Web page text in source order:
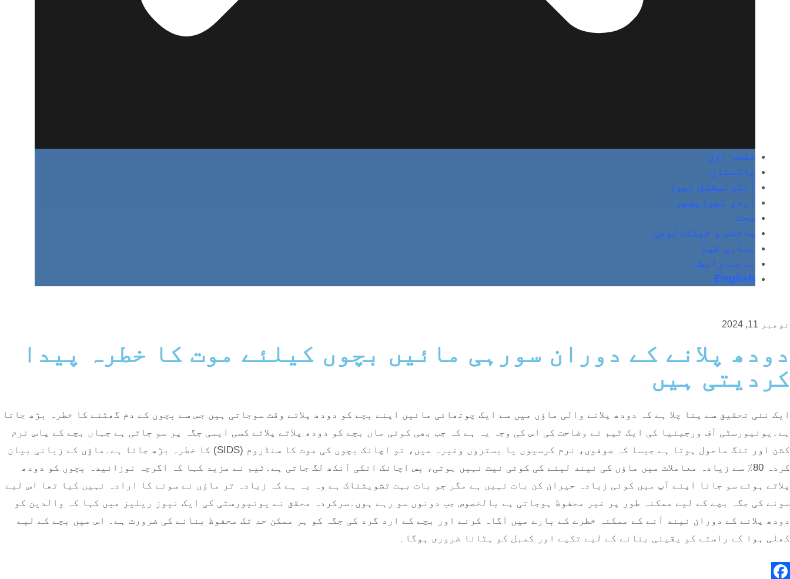
صفحہ اول
پاکستان
انٹرنیشنل نیوز
اردو نیوزپیپر
صحت
سائنس و ٹیکنالوجی
ہماری ٹیم
ہم سے رابطہ
English
نومبر 11, 2024
دودھ پلانے کے دوران سورہی مائیں بچوں کیلئے موت کا خطرہ پیدا
کردیتی ہیں
ایک نئی تحقیق سے پتا چلا ہے کہ دودھ پلانے والی ماؤں میں سے ایک چوتھائی مائیں اپنے بچے کو دودھ پلاتے وقت سوجاتی ہیں جس سے بچوں کے دم گھٹنے کا خطرہ بڑھ جاتا
ہے۔یونیورسٹی آف ورجینیا کی ایک ٹیم نے وضاحت کی اس کی وجہ یہ ہے کہ جب بھی کوئی ماں بچے کو دودھ پلاتے پلاتے کسی ایسی جگہ پر سو جاتی ہے جہاں بچے کے پاس نرم
کشن اور تنگ ماحول ہوتا ہے جیسا کہ صوفوں، نرم کرسیوں یا بستروں وغیرہ میں، تو اچانک بچوں کی موت کا سنڈروم (SIDS) کا خطرہ بڑھ جاتا ہے۔ماؤں کے زبانی بیان
کردہ 80٪ سے زیادہ معاملات میں ماؤں کی نیند لینے کی کوئی نیت نہیں ہوتی، بس اچانک انکی آنکھ لگ جاتی ہے۔ٹیم نے مزید کہا کہ اگرچہ نوزائیدہ بچوں کو دودھ
پلاتے ہوئے سو جانا اپنے آپ میں کوئی زیادہ حیران کن بات نہیں ہے مگر جو بات بہت تشویشناک ہے وہ یہ ہے کہ زیادہ تر ماؤں نے سونے کا ارادہ نہیں کیا تھا اس لیے
سونے کی جگہ بچے کے لیے ممکنہ طور پر غیر محفوظ ہوجاتی ہے بالخصوص جب دونوں سو رہے ہوں۔سرکردہ محقق نے یونیورسٹی کی ایک نیوز ریلیز میں کہا کہ والدین کو
دودھ پلانے کے دوران نیند آنے کے ممکنہ خطرے کے بارے میں آگاہ کرنے اور بچے کے ارد گرد کی جگہ کو ہر ممکن حد تک محفوظ بنانے کی ضرورت ہے۔ اس میں بچے کے لیے
کھلی ہوا کے راستے کو یقینی بنانے کے لیے تکیے اور کمبل کو ہٹانا ضروری ہوگا۔